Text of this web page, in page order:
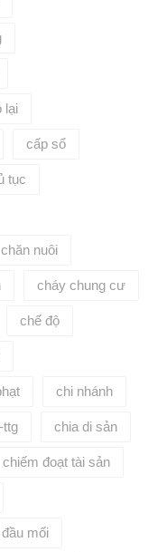
lại
cấp sổ
tục
chăn nuôi
cháy chung cư
chế độ
chi nhánh
ttg chia di sản
chiếm đoạt tài sản
mối